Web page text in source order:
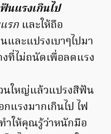
นแรงเกินไป
รก และให้ถือ
ละแปรงเบาๆไปมา
ที่ไม่ถนัดเพื่อลดแรง
ใหญ่แล้วแปรงสีฟัน
แรงมากเกินไป ไฟ
ให้คุณรู้ว่าหนักมือ